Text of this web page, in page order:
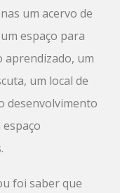
um acervo de
espaço para
aprendizado, um
um local de
desenvolvimento
foi saber que